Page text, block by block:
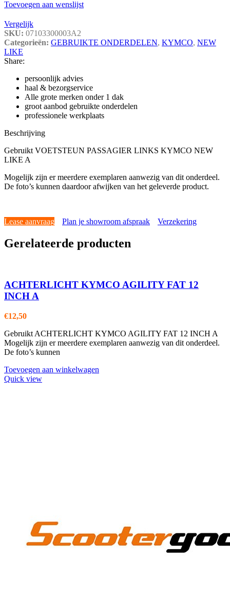
Toevoegen aan wenslijst
Vergelijk
SKU: 07103300003A2
Categorieën: GEBRUIKTE ONDERDELEN, KYMCO, NEW
LIKE
Share:
persoonlijk advies
haal & bezorgservice
Alle grote merken onder 1 dak
groot aanbod gebruikte onderdelen
professionele werkplaats
Beschrijving
Gebruikt VOETSTEUN PASSAGIER LINKS KYMCO NEW
LIKE A
Mogelijk zijn er meerdere exemplaren aanwezig van dit onderdeel.
De foto’s kunnen daardoor afwijken van het geleverde product.
Lease aanvraag Plan je showroom afspraak Verzekering
Gerelateerde producten
ACHTERLICHT KYMCO AGILITY FAT 12
INCH A
€12,50
Gebruikt ACHTERLICHT KYMCO AGILITY FAT 12 INCH A
Mogelijk zijn er meerdere exemplaren aanwezig van dit onderdeel.
De foto’s kunnen
Toevoegen aan winkelwagen
Quick view